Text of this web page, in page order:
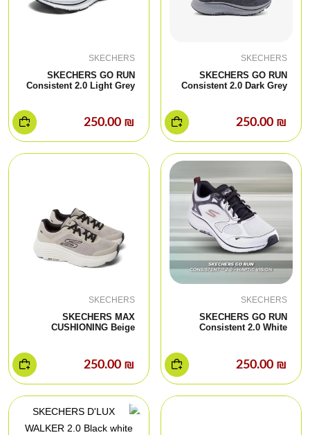
SKECHERS
SKECHERS GO RUN
Consistent 2.0 Dark Grey
₪ 250.00
SKECHERS
SKECHERS GO RUN
Consistent 2.0 Light Grey
₪ 250.00
SKECHERS
SKECHERS GO RUN
Consistent 2.0 White
₪ 250.00
SKECHERS
SKECHERS MAX
CUSHIONING Beige
₪ 250.00